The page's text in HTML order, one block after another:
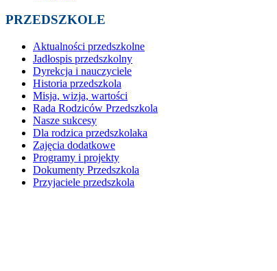
PRZEDSZKOLE
Aktualności przedszkolne
Jadłospis przedszkolny
Dyrekcja i nauczyciele
Historia przedszkola
Misja, wizja, wartości
Rada Rodziców Przedszkola
Nasze sukcesy
Dla rodzica przedszkolaka
Zajęcia dodatkowe
Programy i projekty
Dokumenty Przedszkola
Przyjaciele przedszkola